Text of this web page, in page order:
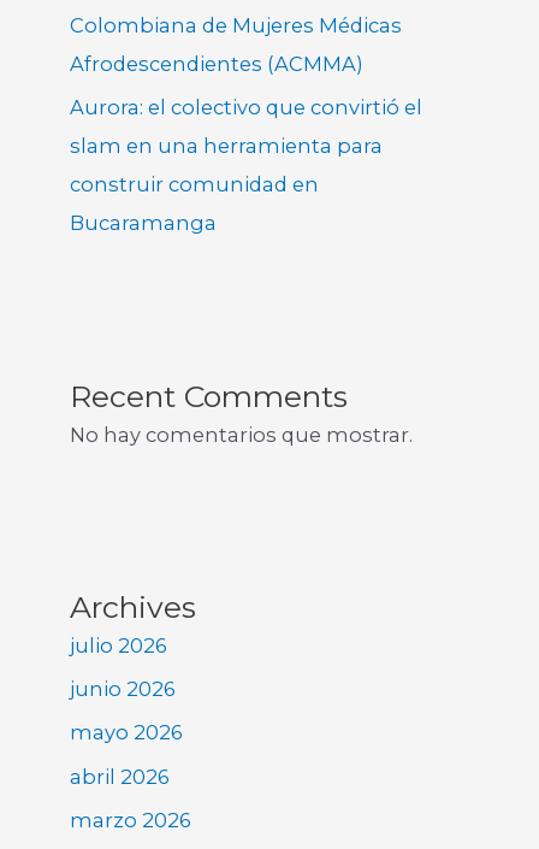
Colombiana de Mujeres Médicas
Afrodescendientes (ACMMA)
Aurora: el colectivo que convirtió el
slam en una herramienta para
construir comunidad en
Bucaramanga
Recent Comments
No hay comentarios que mostrar.
Archives
julio 2026
junio 2026
mayo 2026
abril 2026
marzo 2026